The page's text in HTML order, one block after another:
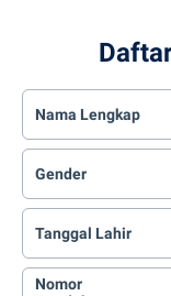
Nama Lengkap
Gender
Tanggal Lahir
Nomor